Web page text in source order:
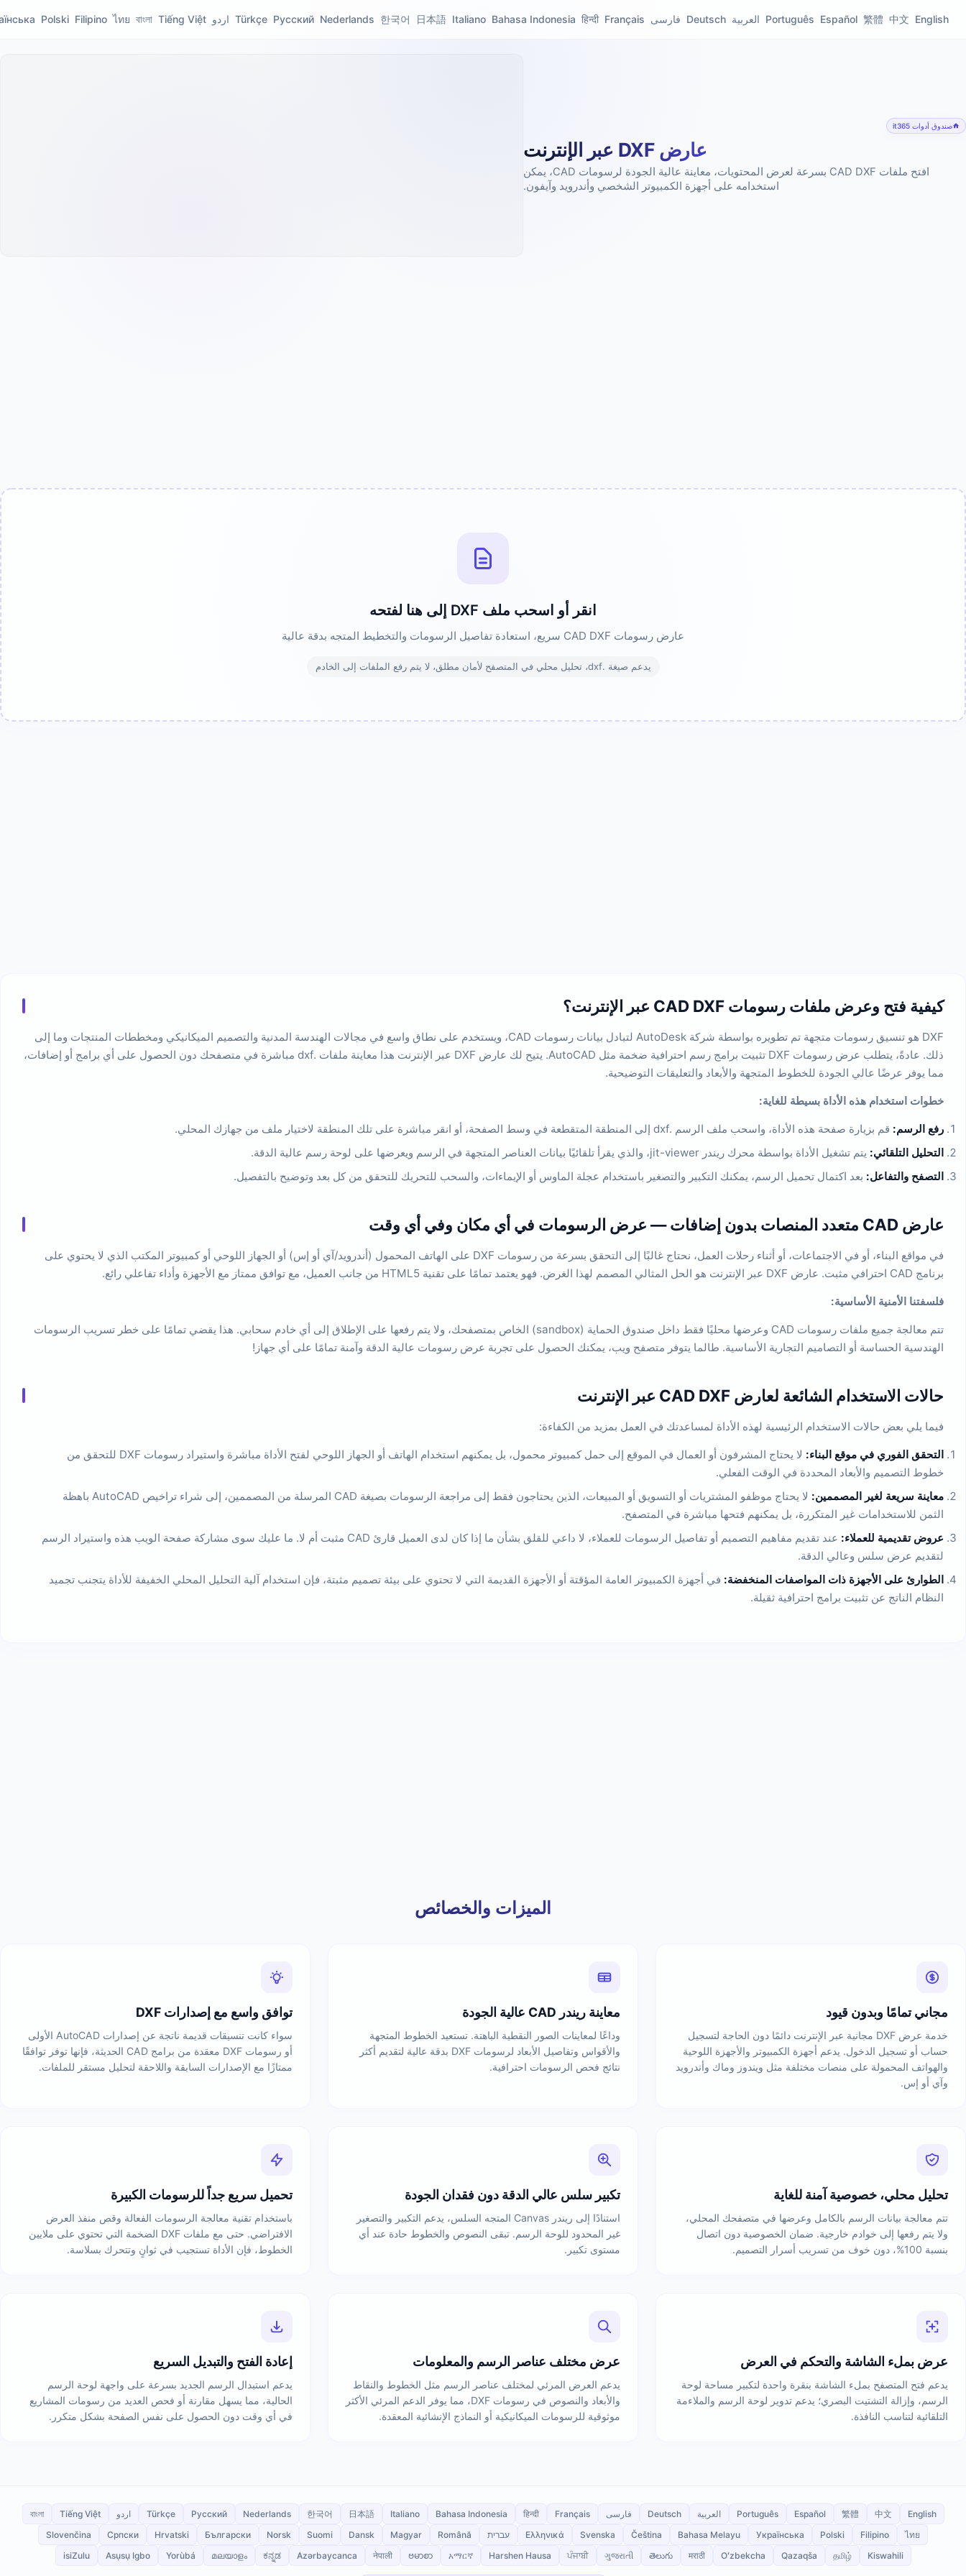
English
中文
繁體
Español
Português العربية Deutsch فارسی Français
हिन्दी
Bahasa Indonesia
Italiano
日本語
한국어
Nederlands
Русский
Türkçe اردو Tiếng Việt
বাংলা
ไทย
Filipino
Polski
صندوق أدوات it365
عارض DXF عبر الإنترنت
افتح ملفات CAD DXF بسرعة لعرض المحتويات، معاينة عالية الجودة لرسومات CAD، يمكن
استخدامه على أجهزة الكمبيوتر الشخصي وأندرويد وآيفون.
انقر أو اسحب ملف DXF إلى هنا لفتحه
عارض رسومات CAD DXF سريع، استعادة تفاصيل الرسومات والتخطيط المتجه بدقة عالية
يدعم صيغة .dxf، تحليل محلي في المتصفح لأمان مطلق، لا يتم رفع الملفات إلى الخادم
كيفية فتح وعرض ملفات رسومات CAD DXF عبر الإنترنت؟
DXF هو تنسيق رسومات متجهة تم تطويره بواسطة شركة AutoDesk لتبادل بيانات رسومات CAD، ويستخدم على نطاق واسع في مجالات الهندسة المدنية والتصميم الميكانيكي ومخططات المنتجات وما إلى
ذلك. عادةً، يتطلب عرض رسومات DXF تثبيت برامج رسم احترافية ضخمة مثل AutoCAD. يتيح لك عارض DXF عبر الإنترنت هذا معاينة ملفات .dxf مباشرة في متصفحك دون الحصول على أي برامج أو إضافات،
مما يوفر عرضًا عالي الجودة للخطوط المتجهة والأبعاد والتعليقات التوضيحية.
خطوات استخدام هذه الأداة بسيطة للغاية:
رفع الرسم: قم بزيارة صفحة هذه الأداة، واسحب ملف الرسم .dxf إلى المنطقة المتقطعة في وسط الصفحة، أو انقر مباشرة على تلك المنطقة لاختيار ملف من جهازك المحلي.
التحليل التلقائي: يتم تشغيل الأداة بواسطة محرك ريندر jit-viewer، والذي يقرأ تلقائيًا بيانات العناصر المتجهة في الرسم ويعرضها على لوحة رسم عالية الدقة.
التصفح والتفاعل: بعد اكتمال تحميل الرسم، يمكنك التكبير والتصغير باستخدام عجلة الماوس أو الإيماءات، والسحب للتحريك للتحقق من كل بعد وتوضيح بالتفصيل.
عارض CAD متعدد المنصات بدون إضافات — عرض الرسومات في أي مكان وفي أي وقت
في مواقع البناء، أو في الاجتماعات، أو أثناء رحلات العمل، نحتاج غالبًا إلى التحقق بسرعة من رسومات DXF على الهاتف المحمول (أندرويد/آي أو إس) أو الجهاز اللوحي أو كمبيوتر المكتب الذي لا يحتوي على
برنامج CAD احترافي مثبت. عارض DXF عبر الإنترنت هو الحل المثالي المصمم لهذا الغرض. فهو يعتمد تمامًا على تقنية HTML5 من جانب العميل، مع توافق ممتاز مع الأجهزة وأداء تفاعلي رائع.
فلسفتنا الأمنية الأساسية:
تتم معالجة جميع ملفات رسومات CAD وعرضها محليًا فقط داخل صندوق الحماية (sandbox) الخاص بمتصفحك، ولا يتم رفعها على الإطلاق إلى أي خادم سحابي. هذا يقضي تمامًا على خطر تسريب الرسومات
الهندسية الحساسة أو التصاميم التجارية الأساسية. طالما يتوفر متصفح ويب، يمكنك الحصول على تجربة عرض رسومات عالية الدقة وآمنة تمامًا على أي جهاز!
حالات الاستخدام الشائعة لعارض CAD DXF عبر الإنترنت
فيما يلي بعض حالات الاستخدام الرئيسية لهذه الأداة لمساعدتك في العمل بمزيد من الكفاءة:
التحقق الفوري في موقع البناء:
لا يحتاج المشرفون أو العمال في الموقع إلى حمل كمبيوتر محمول، بل يمكنهم استخدام الهاتف أو الجهاز اللوحي لفتح الأداة مباشرة واستيراد رسومات DXF للتحقق من
خطوط التصميم والأبعاد المحددة في الوقت الفعلي.
معاينة سريعة لغير المصممين:
لا يحتاج موظفو المشتريات أو التسويق أو المبيعات، الذين يحتاجون فقط إلى مراجعة الرسومات بصيغة CAD المرسلة من المصممين، إلى شراء تراخيص AutoCAD باهظة
الثمن للاستخدامات غير المتكررة، بل يمكنهم فتحها مباشرة في المتصفح.
عروض تقديمية للعملاء:
عند تقديم مفاهيم التصميم أو تفاصيل الرسومات للعملاء، لا داعي للقلق بشأن ما إذا كان لدى العميل قارئ CAD مثبت أم لا. ما عليك سوى مشاركة صفحة الويب هذه واستيراد الرسم
لتقديم عرض سلس وعالي الدقة.
الطوارئ على الأجهزة ذات المواصفات المنخفضة: في أجهزة الكمبيوتر العامة المؤقتة أو الأجهزة القديمة التي لا تحتوي على بيئة تصميم مثبتة، فإن استخدام آلية التحليل المحلي الخفيفة للأداة يتجنب تجميد
النظام الناتج عن تثبيت برامج احترافية ثقيلة.
الميزات والخصائص
مجاني تمامًا وبدون قيود
خدمة عرض DXF مجانية عبر الإنترنت دائمًا دون الحاجة لتسجيل
حساب أو تسجيل الدخول. يدعم أجهزة الكمبيوتر والأجهزة اللوحية
والهواتف المحمولة على منصات مختلفة مثل ويندوز وماك وأندرويد
وآي أو إس.
معاينة ريندر CAD عالية الجودة
وداعًا لمعاينات الصور النقطية الباهتة. تستعيد الخطوط المتجهة
والأقواس وتفاصيل الأبعاد لرسومات DXF بدقة عالية لتقديم أكثر
نتائج فحص الرسومات احترافية.
توافق واسع مع إصدارات DXF
سواء كانت تنسيقات قديمة ناتجة عن إصدارات AutoCAD الأولى
أو رسومات DXF معقدة من برامج CAD الحديثة، فإنها توفر توافقًا
ممتازًا مع الإصدارات السابقة واللاحقة لتحليل مستقر للملفات.
تحليل محلي، خصوصية آمنة للغاية
تتم معالجة بيانات الرسم بالكامل وعرضها في متصفحك المحلي،
ولا يتم رفعها إلى خوادم خارجية. ضمان الخصوصية دون اتصال
بنسبة 100%، دون خوف من تسريب أسرار التصميم.
تكبير سلس عالي الدقة دون فقدان الجودة
استنادًا إلى ريندر Canvas المتجه السلس، يدعم التكبير والتصغير
غير المحدود للوحة الرسم. تبقى النصوص والخطوط حادة عند أي
مستوى تكبير.
تحميل سريع جداً للرسومات الكبيرة
باستخدام تقنية معالجة الرسومات الفعالة وقص منفذ العرض
الافتراضي. حتى مع ملفات DXF الضخمة التي تحتوي على ملايين
الخطوط، فإن الأداة تستجيب في ثوانٍ وتتحرك بسلاسة.
عرض بملء الشاشة والتحكم في العرض
يدعم فتح المتصفح بملء الشاشة بنقرة واحدة لتكبير مساحة لوحة
الرسم، وإزالة التشتيت البصري؛ يدعم تدوير لوحة الرسم والملاءمة
التلقائية لتناسب النافذة.
عرض مختلف عناصر الرسم والمعلومات
يدعم العرض المرئي لمختلف عناصر الرسم مثل الخطوط والنقاط
والأبعاد والنصوص في رسومات DXF، مما يوفر الدعم المرئي الأكثر
موثوقية للرسومات الميكانيكية أو النماذج الإنشائية المعقدة.
إعادة الفتح والتبديل السريع
يدعم استبدال الرسم الجديد بسرعة على واجهة لوحة الرسم
الحالية، مما يسهل مقارنة أو فحص العديد من رسومات المشاريع
في أي وقت دون الحصول على نفس الصفحة بشكل متكرر.
English
中文
繁體
Español
Português العربية Deutsch فارسی Français
हिन्दी
Bahasa Indonesia
Italiano
日本語
한국어
Nederlands
Русский
Türkçe اردو Tiếng Việt
বাংলা
ไทย
Filipino
Polski
Українська
Bahasa Melayu
Čeština
Svenska
Ελληνικά עברית Română
Magyar
Dansk
Suomi
Norsk
Български
Hrvatski
Српски
Slovenčina
Kiswahili
தமிழ்
Qazaqša
Oʻzbekcha
मराठी
తెలుగు
ગુજરાતી
ਪੰਜਾਬੀ
Harshen Hausa
አማርኛ
ဗမာစာ
नेपाली
Azərbaycanca
ಕನ್ನಡ
മലയാളം
Yorùbá
Asụsụ Igbo
isiZulu